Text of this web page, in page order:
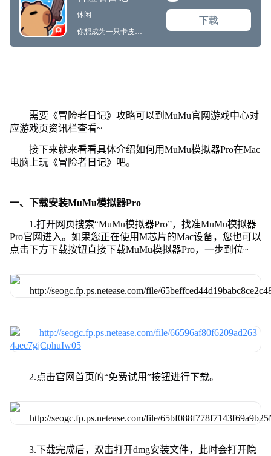
需要《冒险者日记》攻略可以到MuMu官网游戏中心对
应游戏页资讯栏查看~
接下来就来看看具体介绍如何用MuMu模拟器Pro在Mac
电脑上玩《冒险者日记》吧。
一、下载安装MuMu模拟器Pro
1.打开网页搜索“MuMu模拟器Pro”，找准MuMu模拟器
Pro官网进入。如果您正在使用M芯片的Mac设备，您也可以
点击下方下载按钮直接下载MuMu模拟器Pro，一步到位~
2.点击官网首页的“免费试用”按钮进行下载。
3.下载完成后，双击打开dmg安装文件，此时会打开隐